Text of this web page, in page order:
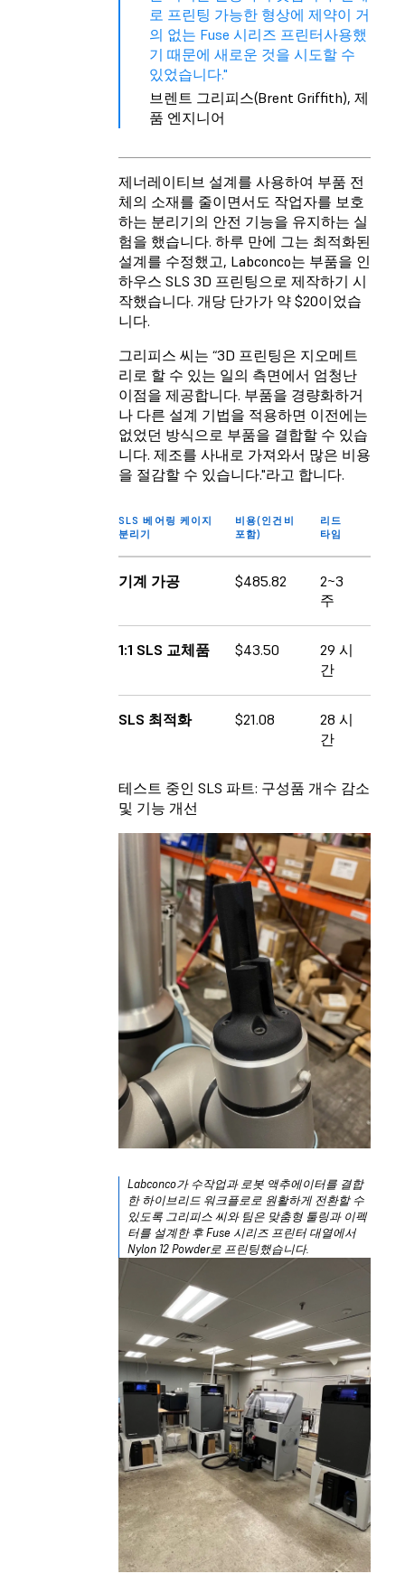
로 프린팅 가능한 형상에 제약이 거
의 없는 Fuse 시리즈 프린터사용했
기 때문에 새로운 것을 시도할 수
있었습니다."
브렌트 그리피스(Brent Griffith), 제
품 엔지니어
제너레이티브 설계를 사용하여 부품 전
체의 소재를 줄이면서도 작업자를 보호
하는 분리기의 안전 기능을 유지하는 실
험을 했습니다. 하루 만에 그는 최적화된
설계를 수정했고, Labconco는 부품을 인
하우스 SLS 3D 프린팅으로 제작하기 시
작했습니다. 개당 단가가 약 $20이었습
니다.
그리피스 씨는 “3D 프린팅은 지오메트
리로 할 수 있는 일의 측면에서 엄청난
이점을 제공합니다. 부품을 경량화하거
나 다른 설계 기법을 적용하면 이전에는
없었던 방식으로 부품을 결합할 수 있습
니다. 제조를 사내로 가져와서 많은 비용
을 절감할 수 있습니다."라고 합니다.
SLS 베어링 케이지
분리기
비용(인건비
포함)
리드
타임
기계 가공 $485.82
2~3
주
1:1 SLS 교체품 $43.50
29 시
간
SLS 최적화 $21.08
28 시
간
테스트 중인 SLS 파트: 구성품 개수 감소
및 기능 개선
Labconco가 수작업과 로봇 액추에이터를 결합
한 하이브리드 워크플로로 원활하게 전환할 수
있도록 그리피스 씨와 팀은 맞춤형 툴링과 이펙
터를 설계한 후 Fuse 시리즈 프린터 대열에서
Nylon 12 Powder로 프린팅했습니다.